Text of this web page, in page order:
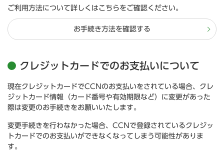
ご利用方法について詳しくはこちらをご確認ください。
お手続き方法を確認する
クレジットカードでのお支払いについて
現在クレジットカードでCCNのお支払いをされている場合、クレ
ジットカード情報（カード番号や有効期限など）に変更があった
際は変更のお手続きをお願いいたします。
変更手続きを行わなかった場合、CCNで登録されているクレジッ
トカードでのお支払いができなくなってしまう可能性がありま
す。